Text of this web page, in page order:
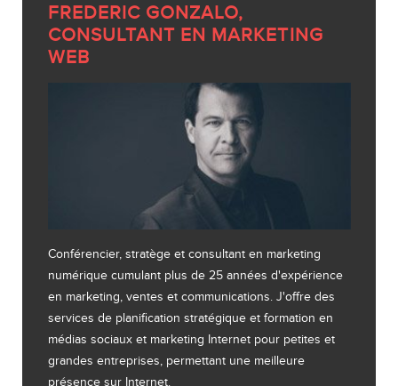
FREDERIC GONZALO,
CONSULTANT EN MARKETING
WEB
Conférencier, stratège et consultant en marketing
numérique cumulant plus de 25 années d'expérience
en marketing, ventes et communications. J'offre des
services de planification stratégique et formation en
médias sociaux et marketing Internet pour petites et
grandes entreprises, permettant une meilleure
présence sur Internet.